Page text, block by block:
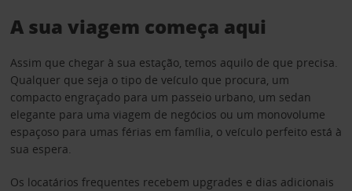
A sua viagem começa aqui
Assim que chegar à sua estação, temos aquilo de que precisa.
Qualquer que seja o tipo de veículo que procura, um
compacto engraçado para um passeio urbano, um sedan
elegante para uma viagem de negócios ou um monovolume
espaçoso para umas férias em família, o veículo perfeito está à
sua espera.
Os locatários frequentes recebem upgrades e dias adicionais